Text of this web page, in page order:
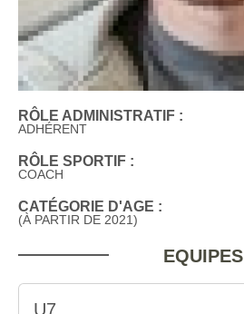
RÔLE ADMINISTRATIF :
ADHÉRENT
RÔLE SPORTIF :
COACH
CATÉGORIE D'AGE :
(À PARTIR DE 2021)
EQUIPES
U7